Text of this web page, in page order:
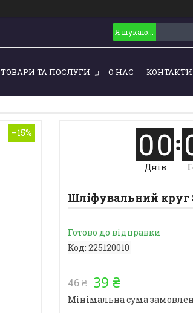
ТОВАРИ ТА ПОСЛУГИ О НАС КОНТАКТИ
–15% 00
Днів
Шліфувальний круг
Готово до відправки
Код: 225120010
46 ₴ 39 ₴
Мінімальна сума